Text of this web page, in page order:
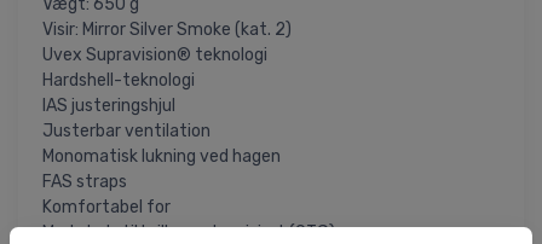
Visir: Mirror Silver Smoke (kat. 2)
Uvex Supravision® teknologi
Hardshell-teknologi
IAS justeringshjul
Justerbar ventilation
Monomatisk lukning ved hagen
FAS straps
Komfortabel for
Med plads til briller under visiret (OTG)